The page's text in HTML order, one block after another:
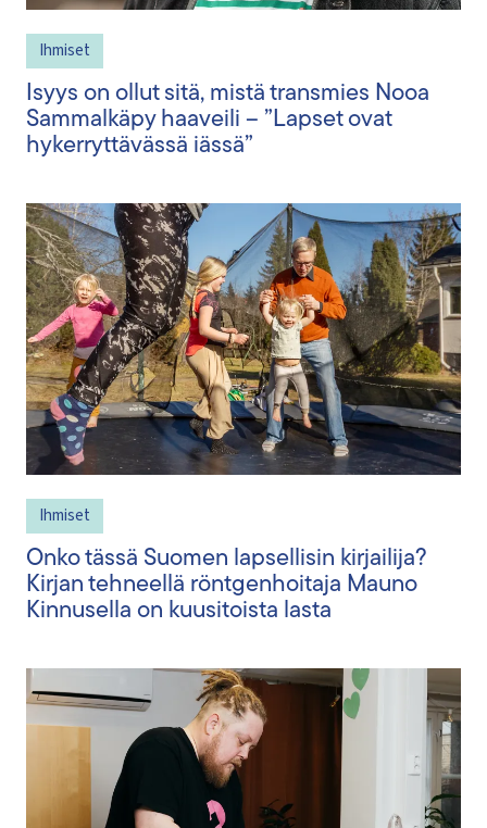
Ihmiset
Isyys on ollut sitä, mistä transmies Nooa
Sammalkäpy haaveili – ”Lapset ovat
hykerryttävässä iässä”
Ihmiset
Onko tässä Suomen lapsellisin kirjailija?
Kirjan tehneellä röntgenhoitaja Mauno
Kinnusella on kuusitoista lasta